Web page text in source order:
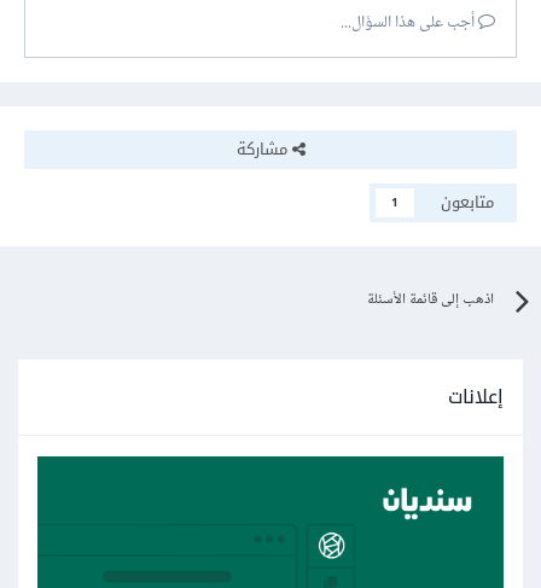
أجب على هذا السؤال...
مشاركة
متابعون
1
اذهب إلى قائمة الأسئلة
إعلانات